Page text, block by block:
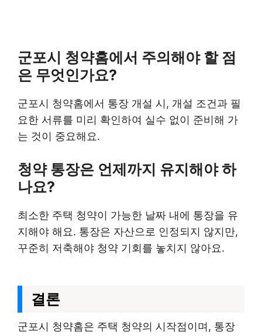
군포시 청약홈에서 주의해야 할 점
은 무엇인가요?
군포시 청약홈에서 통장 개설 시, 개설 조건과 필
요한 서류를 미리 확인하여 실수 없이 준비해 가
는 것이 중요해요.
청약 통장은 언제까지 유지해야 하
나요?
최소한 주택 청약이 가능한 날짜 내에 통장을 유
지해야 해요. 통장은 자산으로 인정되지 않지만,
꾸준히 저축해야 청약 기회를 놓치지 않아요.
결론
군포시 청약홈은 주택 청약의 시작점이며, 통장